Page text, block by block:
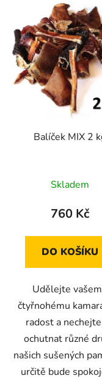
Balíček MIX 2
produktu
5,0
z
Skladem
760 Kč
DO KOŠÍKU
Udělejte
čtyřnohému
radost a
ochutnat různé
našich sušených
určitě bude